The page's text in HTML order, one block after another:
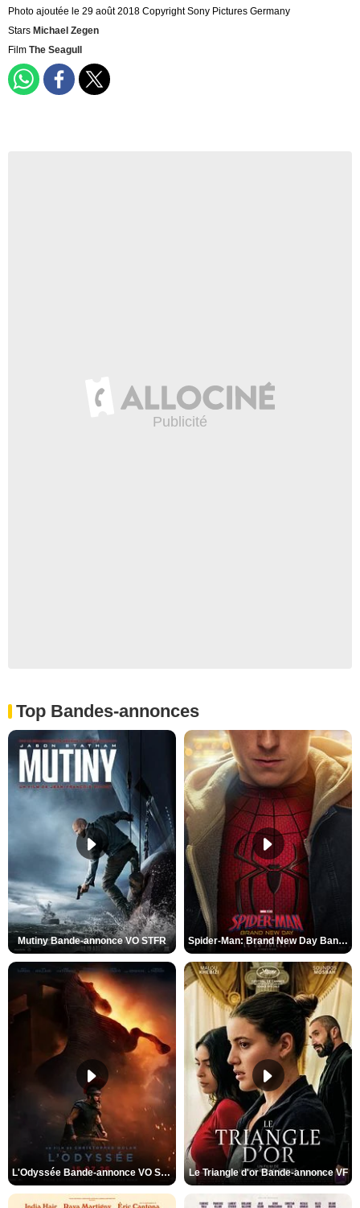
Photo ajoutée le 29 août 2018 Copyright Sony Pictures Germany
Stars Michael Zegen
Film The Seagull
Top Bandes-annonces
Mutiny Bande-annonce VO STFR Spider-Man: Brand New Day Bande-annonce VO STFR
L'Odyssée Bande-annonce VO STFR Le Triangle d'or Bande-annonce VF